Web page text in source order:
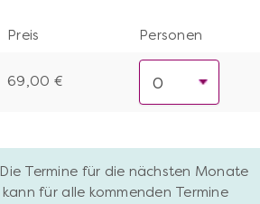
Preis Personen
69,00 €
Termine für die nächsten Monate
für alle kommenden Termine